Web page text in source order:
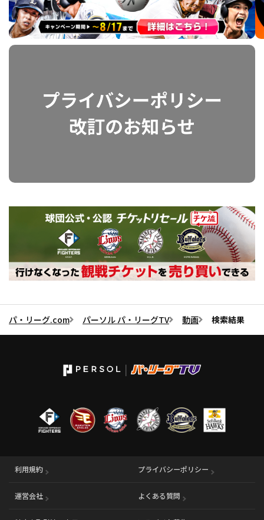
パ・リーグ.com パーソル パ・リーグTV 動画 検索結果
利用規約 プライバシーポリシー
運営会社 （別ウィンドウで開く） よくある質問